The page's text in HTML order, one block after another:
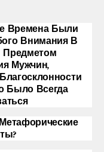
Времена Были
Внимания В
Мужчин,
Было Всегда